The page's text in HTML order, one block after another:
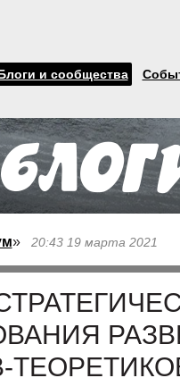
и сообщества
» 20:43 19 марта 2021